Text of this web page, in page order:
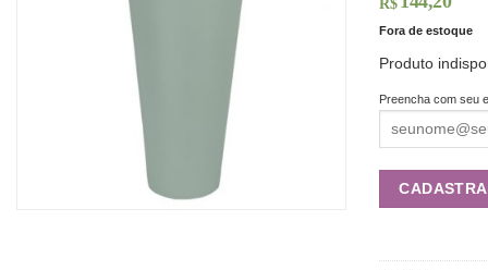
R$
Fora de estoque
Produto
Preencha com seu